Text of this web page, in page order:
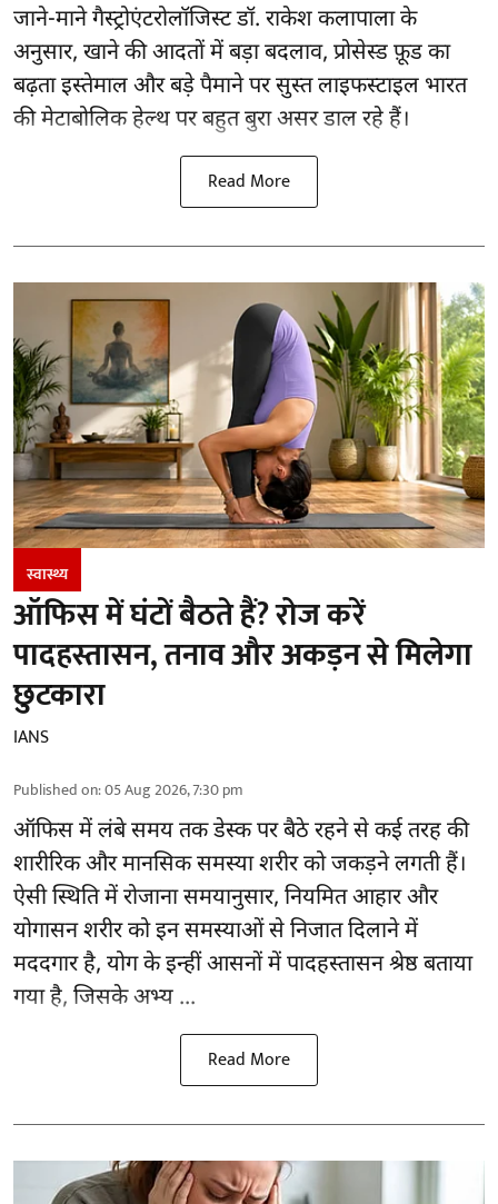
जाने-माने गैस्ट्रोएंटरोलॉजिस्ट डॉ. राकेश कलापाला के
अनुसार, खाने की आदतोंमें बड़ा बदलाव, प्रोसेस्ड फ़ूड का
बढ़ता इस्तेमाल और बड़े पैमाने पर सुस्त लाइफस्टाइल भारत
की मेटाबोलिक हेल्थ पर बहुत बुरा असर डाल रहे हैं।
Read More
स्वास्थ्य
ऑफिस में घंटों बैठते हैं? रोज करें
पादहस्तासन, तनाव और अकड़न से मिलेगा
छुटकारा
IANS
Published on:05 Aug 2026, 7:30 pm
ऑफिस में लंबे समय तक डेस्क पर बैठे रहने से कई तरह की
शारीरिक और मानसिक समस्या शरीर को जकड़ने लगती हैं।
ऐसी स्थिति में रोजाना समयानुसार, नियमित आहार और
योगासनशरीर को इन समस्याओं से निजात दिलाने में
मददगार है, योग के इन्हीं आसनों में पादहस्तासन श्रेष्ठ बताया
गया है, जिसके अभ्य ...
Read More